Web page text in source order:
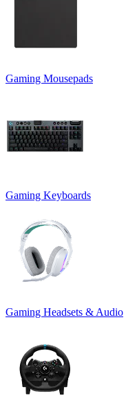
Gaming Mousepads
Gaming Keyboards
Gaming Headsets & Audio